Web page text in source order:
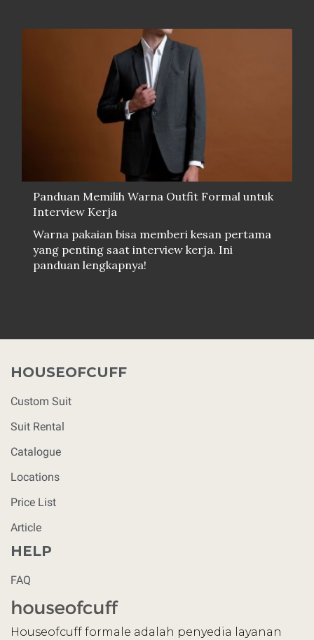
Panduan Memilih Warna Outfit Formal untuk
Interview Kerja
Warna pakaian bisa memberi kesan pertama
yang penting saat interview kerja. Ini
panduan lengkapnya!
HOUSEOFCUFF
Custom Suit
Suit Rental
Catalogue
Locations
Price List
Article
HELP
FAQ
Houseofcuff formale adalah penyedia layanan